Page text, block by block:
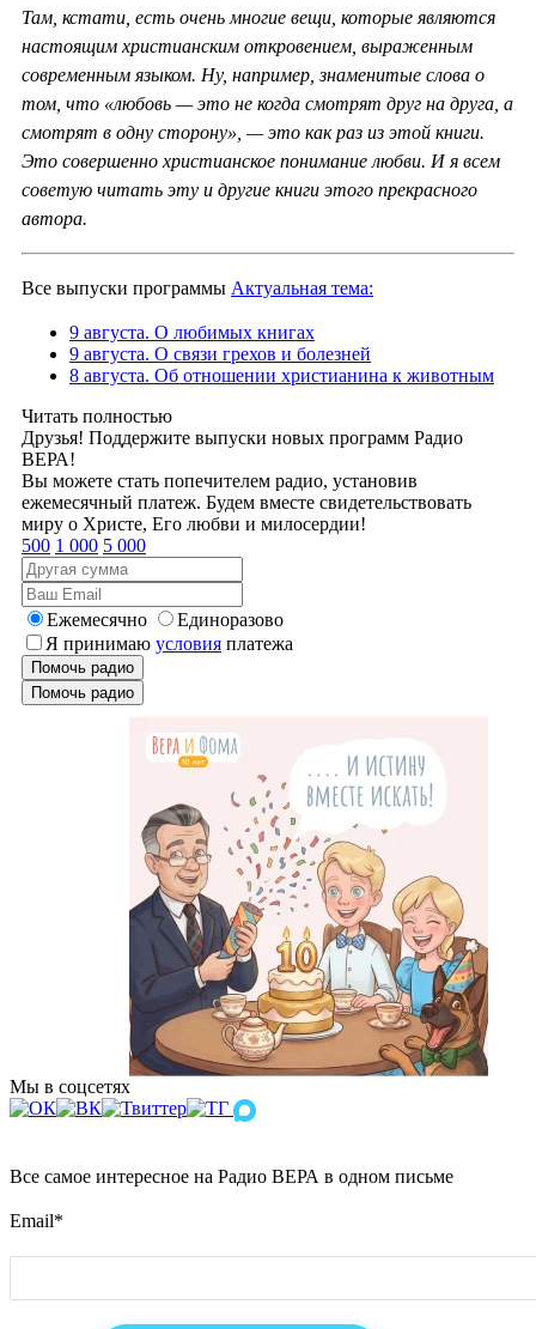
Там, кстати, есть очень многие вещи, которые являются
настоящим христианским откровением, выраженным
современным языком. Ну, например, знаменитые слова о
том, что «любовь — это не когда смотрят друг на друга, а
смотрят в одну сторону», — это как раз из этой книги.
Это совершенно христианское понимание любви. И я всем
советую читать эту и другие книги этого прекрасного
автора.
Все выпуски программы Актуальная тема:
9 августа. О любимых книгах
9 августа. О связи грехов и болезней
8 августа. Об отношении христианина к животным
Читать полностью
Друзья! Поддержите выпуски новых программ Радио
ВЕРА!
Вы можете стать попечителем радио, установив
ежемесячный платеж. Будем вместе свидетельствовать
миру о Христе, Его любви и милосердии!
500 1 000 5 000
Ежемесячно
Единоразово
Я принимаю условия платежа
Помочь радио
Помочь радио
Мы в соцсетях
Все самое интересное на Радио ВЕРА в одном письме
Email*